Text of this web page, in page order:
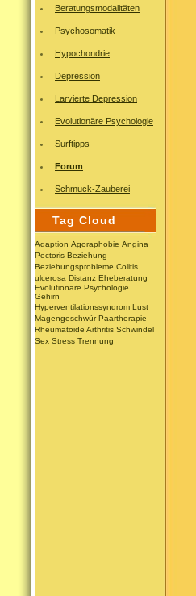
Beratungsmodalitäten
Psychosomatik
Hypochondrie
Depression
Larvierte Depression
Evolutionäre Psychologie
Surftipps
Forum
Schmuck-Zauberei
Tag Cloud
Adaption Agoraphobie Angina
Pectoris Beziehung
Beziehungsprobleme Colitis
ulcerosa Distanz Eheberatung
Evolutionäre Psychologie
Gehirn
Hyperventilationssyndrom Lust
Magengeschwür Paartherapie
Rheumatoide Arthritis Schwindel
Sex Stress Trennung